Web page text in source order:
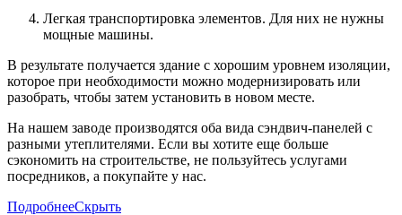
Легкая транспортировка элементов. Для них не нужны
мощные машины.
В результате получается здание с хорошим уровнем изоляции,
которое при необходимости можно модернизировать или
разобрать, чтобы затем установить в новом месте.
На нашем заводе производятся оба вида сэндвич-панелей с
разными утеплителями. Если вы хотите еще больше
сэкономить на строительстве, не пользуйтесь услугами
посредников, а покупайте у нас.
ПодробнееСкрыть